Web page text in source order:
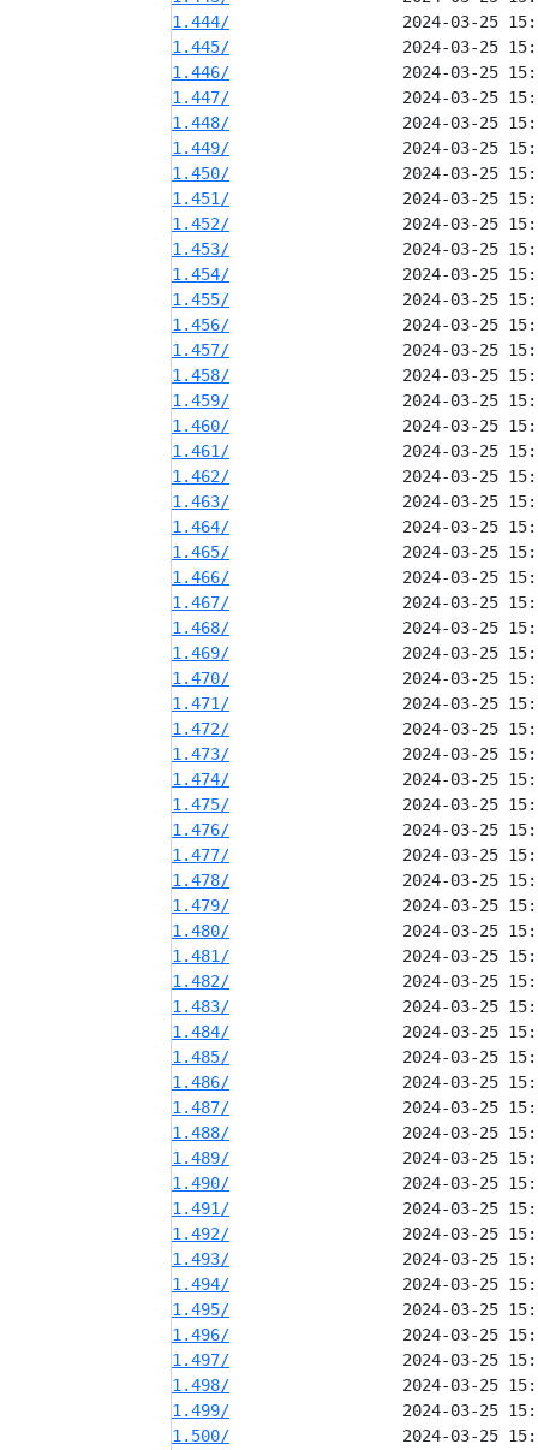
1.444/
1.445/
1.446/
1.447/
1.448/
1.449/
1.450/
1.451/
1.452/
1.453/
1.454/
1.455/
1.456/
1.457/
1.458/
1.459/
1.460/
1.461/
1.462/
1.463/
1.464/
1.465/
1.466/
1.467/
1.468/
1.469/
1.470/
1.471/
1.472/
1.473/
1.474/
1.475/
1.476/
1.477/
1.478/
1.479/
1.480/
1.481/
1.482/
1.483/
1.484/
1.485/
1.486/
1.487/
1.488/
1.489/
1.490/
1.491/
1.492/
1.493/
1.494/
1.495/
1.496/
1.497/
1.498/
1.499/
1.500/